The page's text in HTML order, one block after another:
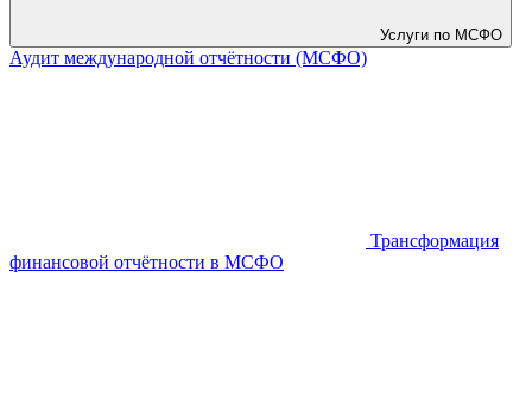
Услуги по МСФО
Аудит международной отчётности (МСФО)
Трансформация
финансовой отчётности в МСФО